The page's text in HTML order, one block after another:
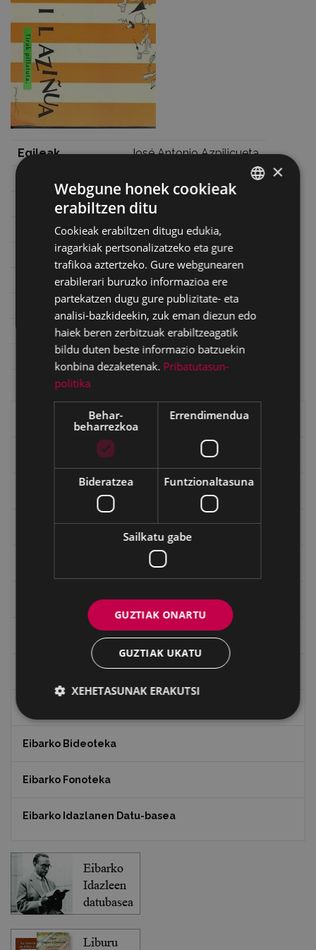
Egileak
José Antonio Azpilicueta
Lege gordailua
NA. 1771-1994
84-920188-0-1
Orrialde kopurua
151
Prezioa
4 €
Argitaratzailea
Eibar : Udala, L.G. 1994
Ego Ibarra
Bilduma
Ego Ibarra bilduma (13)
Eibarko liburuak
Goi Argi aldizkaria
"Gure Herria" aldizkaria
Txostenak eta dokumentuak
Eibarko Bideoteka
Eibarko Fonoteka
Eibarko Idazlanen Datu-basea
×
Webgune honek cookieak
erabiltzen ditu
Cookieak erabiltzen ditugu edukia,
iragarkiak pertsonalizatzeko eta gure
trafikoa aztertzeko. Gure webgunearen
erabilerari buruzko informazioa ere
partekatzen dugu gure publizitate- eta
analisi-bazkideekin, zuk eman diezun edo
haiek beren zerbitzuak erabiltzeagatik
bildu duten beste informazio batzuekin
konbina dezaketenak. Pribatutasun-
politika
Behar-
beharrezkoa
Errendimendua
Bideratzea Funtzionaltasuna
Sailkatu gabe
GUZTIAK ONARTU
GUZTIAK UKATU
XEHETASUNAK ERAKUTSI